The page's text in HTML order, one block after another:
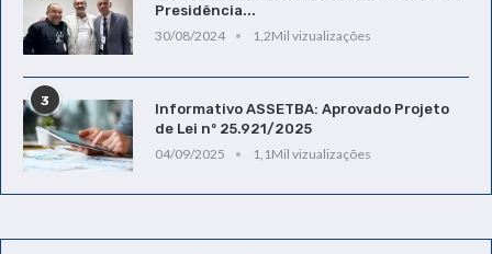
Presidência...
30/08/2024
1,2Mil vizualizações
3
Informativo ASSETBA: Aprovado Projeto
de Lei nº 25.921/2025
04/09/2025
1,1Mil vizualizações